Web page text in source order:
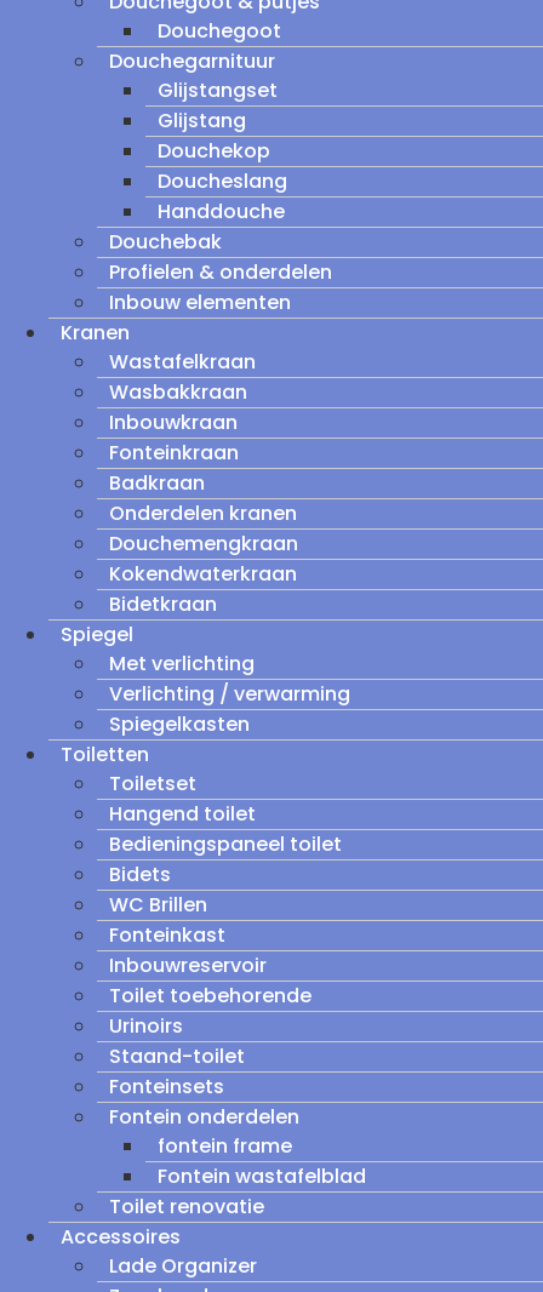
Douchegoot
Douchegarnituur
Glijstangset
Glijstang
Douchekop
Doucheslang
Handdouche
Douchebak
Profielen & onderdelen
Inbouw elementen
Kranen
Wastafelkraan
Wasbakkraan
Inbouwkraan
Fonteinkraan
Badkraan
Onderdelen kranen
Douchemengkraan
Kokendwaterkraan
Bidetkraan
Spiegel
Met verlichting
Verlichting / verwarming
Spiegelkasten
Toiletten
Toiletset
Hangend toilet
Bedieningspaneel toilet
Bidets
WC Brillen
Fonteinkast
Inbouwreservoir
Toilet toebehorende
Urinoirs
Staand-toilet
Fonteinsets
Fontein onderdelen
fontein frame
Fontein wastafelblad
Toilet renovatie
Accessoires
Lade Organizer